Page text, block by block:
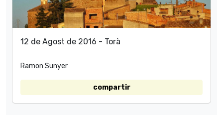
12 de Agost de 2016 - Torà
Ramon Sunyer
compartir